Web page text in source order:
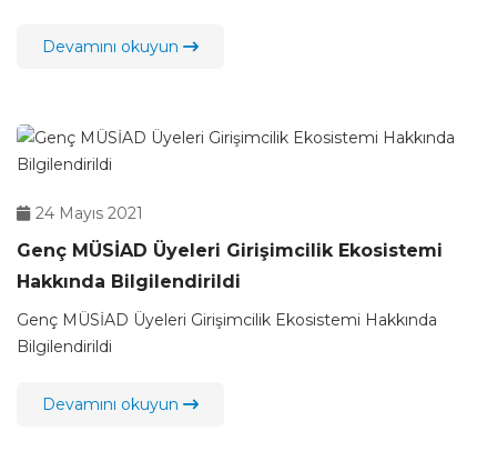
Devamını okuyun
24 Mayıs 2021
Genç MÜSİAD Üyeleri Girişimcilik Ekosistemi
Hakkında Bilgilendirildi
Genç MÜSİAD Üyeleri Girişimcilik Ekosistemi Hakkında
Bilgilendirildi
Devamını okuyun